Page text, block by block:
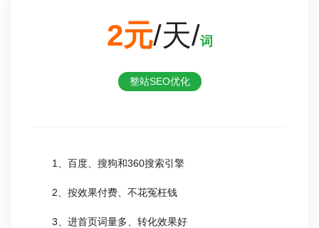
2元/天/词
整站SEO优化
1、百度、搜狗和360搜索引擎
2、按效果付费、不花冤枉钱
3、进首页词量多、转化效果好